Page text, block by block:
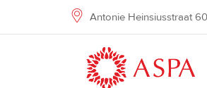
Antonie Heinsiusstraat